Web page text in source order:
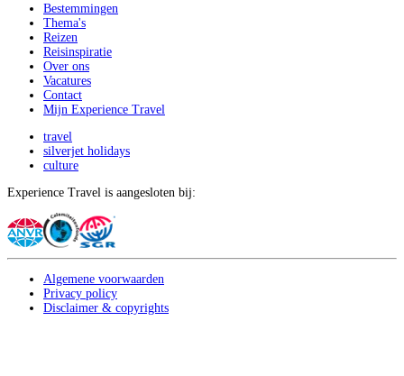
Bestemmingen
Thema's
Reizen
Reisinspiratie
Over ons
Vacatures
Contact
Mijn Experience Travel
travel
silverjet holidays
culture
Experience Travel is aangesloten bij:
Algemene voorwaarden
Privacy policy
Disclaimer & copyrights